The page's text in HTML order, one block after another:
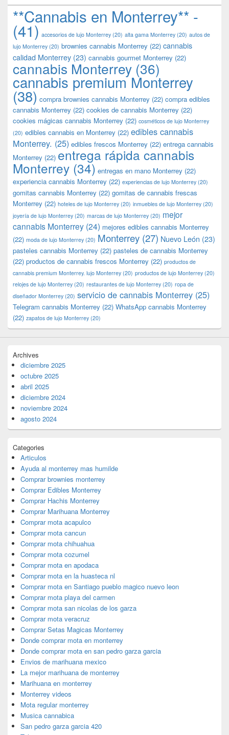
**Cannabis en Monterrey** -
(41) accesorios de lujo Monterrey (20) alta gama Monterrey (20) autos de
lujo Monterrey (20) brownies cannabis Monterrey (22) cannabis
calidad Monterrey (23) cannabis gourmet Monterrey (22)
cannabis Monterrey (36)
cannabis premium Monterrey
(38) compra brownies cannabis Monterrey (22) compra edibles
cannabis Monterrey (22) cookies de cannabis Monterrey (22)
cookies mágicas cannabis Monterrey (22) cosméticos de lujo Monterrey
(20) edibles cannabis en Monterrey (22) edibles cannabis
Monterrey. (25) edibles frescos Monterrey (22) entrega cannabis
Monterrey (22) entrega rápida cannabis
Monterrey (34) entregas en mano Monterrey (22)
experiencia cannabis Monterrey (22) experiencias de lujo Monterrey (20)
gomitas cannabis Monterrey (22) gomitas de cannabis frescas
Monterrey (22) hoteles de lujo Monterrey (20) inmuebles de lujo Monterrey (20)
joyería de lujo Monterrey (20) marcas de lujo Monterrey (20) mejor
cannabis Monterrey (24) mejores edibles cannabis Monterrey
(22) moda de lujo Monterrey (20) Monterrey (27) Nuevo León (23)
pasteles cannabis Monterrey (22) pasteles de cannabis Monterrey
(22) productos de cannabis frescos Monterrey (22) productos de
cannabis premium Monterrey. lujo Monterrey (20) productos de lujo Monterrey (20)
relojes de lujo Monterrey (20) restaurantes de lujo Monterrey (20) ropa de
diseñador Monterrey (20) servicio de cannabis Monterrey (25)
Telegram cannabis Monterrey (22) WhatsApp cannabis Monterrey
(22) zapatos de lujo Monterrey (20)
Archives
diciembre 2025
octubre 2025
abril 2025
diciembre 2024
noviembre 2024
agosto 2024
Categories
Articulos
Ayuda al monterrey mas humilde
Comprar brownies monterrey
Comprar Edibles Monterrey
Comprar Hachis Monterrey
Comprar Marihuana Monterrey
Comprar mota acapulco
Comprar mota cancun
Comprar mota chihuahua
Comprar mota cozumel
Comprar mota en apodaca
Comprar mota en la huasteca nl
Comprar mota en Santiago pueblo magico nuevo leon
Comprar mota playa del carmen
Comprar mota san nicolas de los garza
Comprar mota veracruz
Comprar Setas Magicas Monterrey
Donde comprar mota en monterrey
Donde comprar mota en san pedro garza garcia
Envios de marihuana mexico
La mejor marihuana de monterrey
Marihuana en monterrey
Monterrey videos
Mota regular monterrey
Musica cannabica
San pedro garza garcia 420